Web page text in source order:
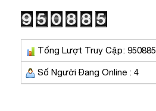
Tổng Lượt Truy Cập: 950885
Số Người Đang Online : 4